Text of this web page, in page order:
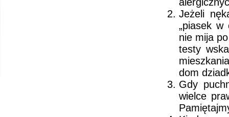
Jeżeli
„piasek w
nie mija
testy
dom
Gdy
wielce